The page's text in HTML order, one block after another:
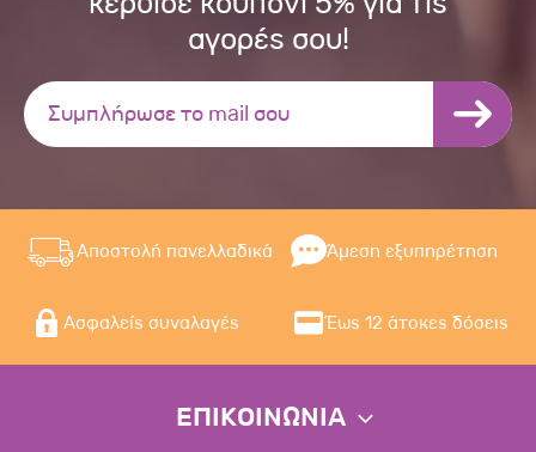
αγορές σου!
Αποστολή πανελλαδικά Άμεση εξυπηρέτηση
Ασφαλείς συναλαγές Έως 12 άτοκες δόσεις
ΕΠΙΚΟΙΝΩΝΙΑ